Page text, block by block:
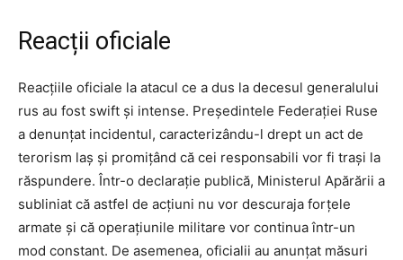
Reacții oficiale
Reacțiile oficiale la atacul ce a dus la decesul generalului
rus au fost swift și intense. Președintele Federației Ruse
a denunțat incidentul, caracterizându-l drept un act de
terorism laș și promițând că cei responsabili vor fi trași la
răspundere. Într-o declarație publică, Ministerul Apărării a
subliniat că astfel de acțiuni nu vor descuraja forțele
armate și că operațiunile militare vor continua într-un
mod constant. De asemenea, oficialii au anunțat măsuri